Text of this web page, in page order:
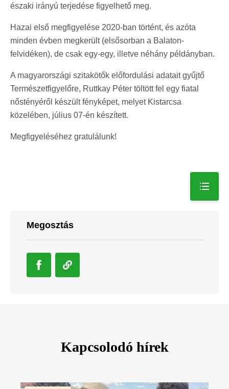
északi irányú terjedése figyelhető meg.
Hazai első megfigyelése 2020-ban történt, és azóta
minden évben megkerült (elsősorban a Balaton-
felvidéken), de csak egy-egy, illetve néhány példányban.
A magyarországi szitakötők előfordulási adatait gyűjtő
Természetfigyelőre, Ruttkay Péter töltött fel egy fiatal
nőstényéről készült fényképet, melyet Kistarcsa
közelében, július 07-én készített.
Megfigyeléséhez gratulálunk!
Megosztás
Kapcsolodó hírek